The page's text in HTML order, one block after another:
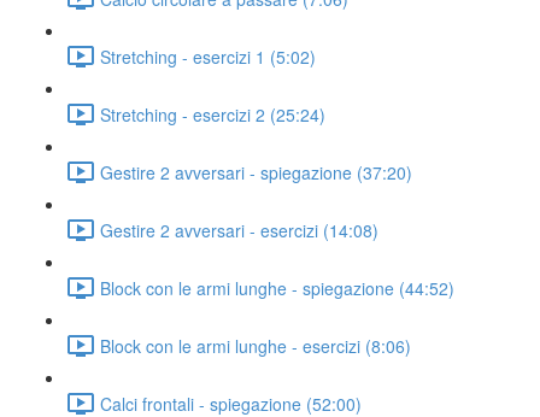
Stretching - esercizi 1 (5:02)
Stretching - esercizi 2 (25:24)
Gestire 2 avversari - spiegazione (37:20)
Gestire 2 avversari - esercizi (14:08)
Block con le armi lunghe - spiegazione (44:52)
Block con le armi lunghe - esercizi (8:06)
Calci frontali - spiegazione (52:00)